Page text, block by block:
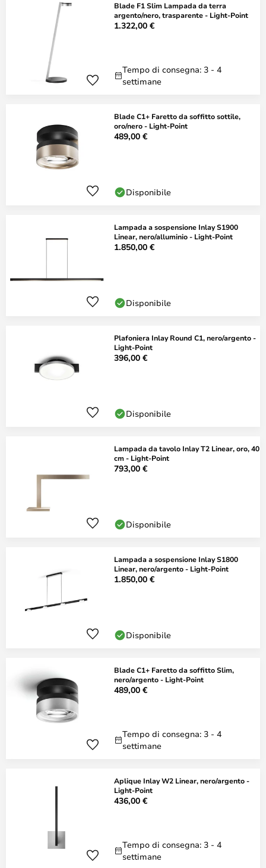
Blade F1 Slim Lampada da terra
argento/nero, trasparente - Light-Point
1.322,00 €
Tempo di consegna: 3 - 4
settimane
Blade C1+ Faretto da soffitto sottile,
oro/nero - Light-Point
489,00 €
Disponibile
Lampada a sospensione Inlay S1900
Linear, nero/alluminio - Light-Point
1.850,00 €
Disponibile
Plafoniera Inlay Round C1, nero/argento -
Light-Point
396,00 €
Disponibile
Lampada da tavolo Inlay T2 Linear, oro, 40
cm - Light-Point
793,00 €
Disponibile
Lampada a sospensione Inlay S1800
Linear, nero/argento - Light-Point
1.850,00 €
Disponibile
Blade C1+ Faretto da soffitto Slim,
nero/argento - Light-Point
489,00 €
Tempo di consegna: 3 - 4
settimane
Aplique Inlay W2 Linear, nero/argento -
Light-Point
436,00 €
Tempo di consegna: 3 - 4
settimane